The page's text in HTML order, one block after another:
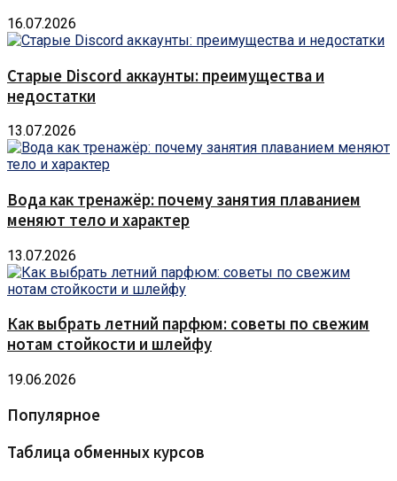
16.07.2026
Старые Discord аккаунты: преимущества и
недостатки
13.07.2026
Вода как тренажёр: почему занятия плаванием
меняют тело и характер
13.07.2026
Как выбрать летний парфюм: советы по свежим
нотам стойкости и шлейфу
19.06.2026
Популярное
Таблица обменных курсов